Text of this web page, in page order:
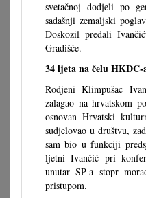
svetačnoj dodjeli po
sadašnji zemaljski
Doskozil predali
Gradišće.
34 ljeta na čelu HKDC-
Rodjeni Klimpušac
zalagao na hrvatskom
osnovan Hrvatski
sudjelovao u društvu,
sam bio u funkciji
ljetni Ivančić pri
unutar SP-a stopr
pristupom.